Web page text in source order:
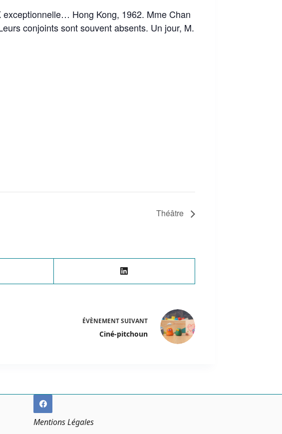
Hong Kong, 1962. Mme Chan
conjoints sont souvent absents. Un jour, M.
Théâtre
ÉVÈNEMENTSUIVANT
Ciné-pitchoun
Mentions Légales